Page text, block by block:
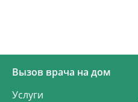
Вызов врача на дом
Услуги